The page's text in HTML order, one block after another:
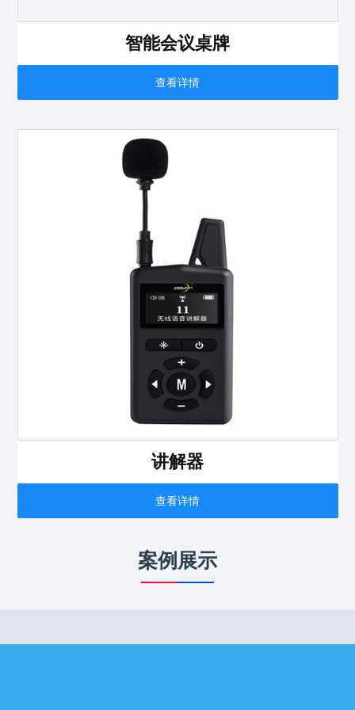
智能会议桌牌
查看详情
讲解器
查看详情
案例展示